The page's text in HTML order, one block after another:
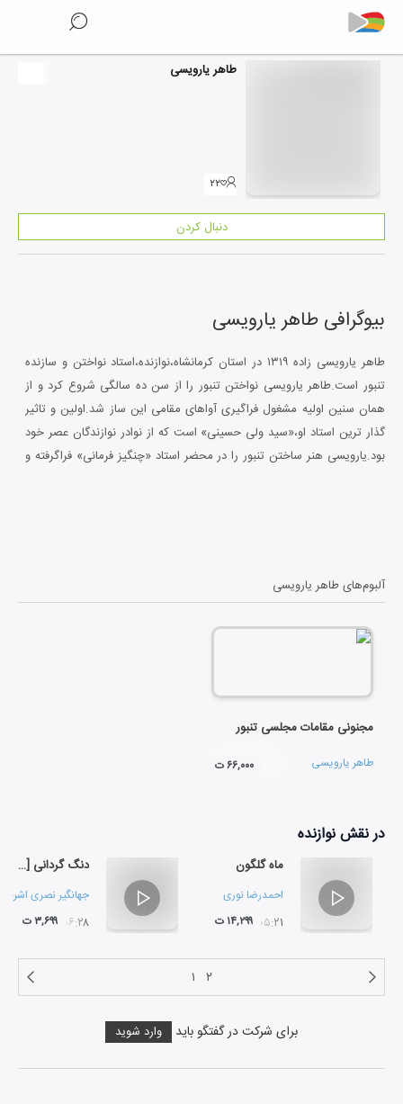
طاهر یارویسی
۲۲
دنبال کردن
بیوگرافی طاهر یارویسی
طاهر یارویسی زاده ۱۳۱۹ در استان کرمانشاه،نوازنده،استاد نواختن و سازنده
تنبور است.طاهر یارویسی نواختن تنبور را از سن ده سالگی شروع کرد و از
همان سنین اولیه مشغول فراگیری آواهای مقامی این ساز شد.اولین و تاثیر
گذار ترین استاد او،«سید ولی حسینی» است که از نوادر نوازندگان عصر خود
بود.یارویسی هنر ساختن تنبور را در محضر استاد «چنگیز فرمانی» فراگرفته و
آلبوم‌هایطاهر یارویسی
مجنونی مقامات مجلسی تنبور
طاهر یارویسی ۶۶,۰۰۰ ت
در نقشنوازنده
ماه گلگون
احمدرضا نوری
۰۵:۲۱ ۱۴,۲۹۹ ت
دنگ گردانی [مقام خوانی]
جهانگیر نصری اشرفی
۰۶:۲۸ ۳,۶۹۹ ت
۱ ۲
برای شرکت در گفتگو باید وارد شوید